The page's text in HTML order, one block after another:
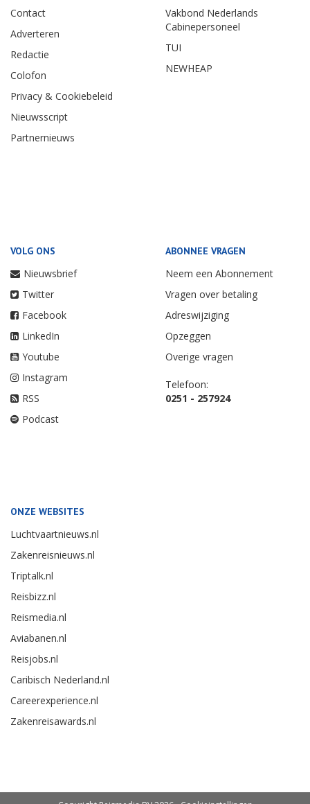
Contact
Adverteren
Redactie
Colofon
Privacy & Cookiebeleid
Nieuwsscript
Partnernieuws
Vakbond Nederlands
Cabinepersoneel
TUI
NEWHEAP
VOLG ONS
Nieuwsbrief
Twitter
Facebook
LinkedIn
Youtube
Instagram
RSS
Podcast
ABONNEE VRAGEN
Neem een Abonnement
Vragen over betaling
Adreswijziging
Opzeggen
Overige vragen
Telefoon:
0251 - 257924
ONZE WEBSITES
Luchtvaartnieuws.nl
Zakenreisnieuws.nl
Triptalk.nl
Reisbizz.nl
Reismedia.nl
Aviabanen.nl
Reisjobs.nl
Caribisch Nederland.nl
Careerexperience.nl
Zakenreisawards.nl